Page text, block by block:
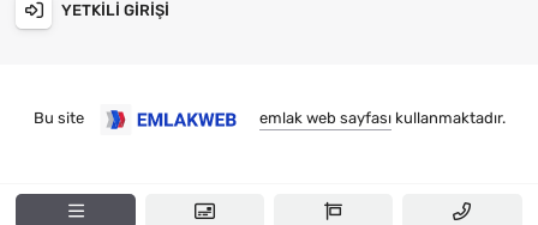
YETKILI GIRIŞI
Bu site emlak web sayfasıkullanmaktadır.